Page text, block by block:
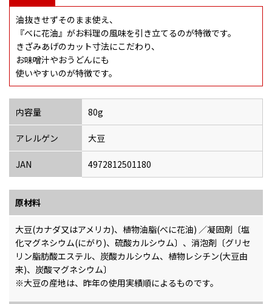
油抜きせずそのまま使え、
『べに花油』がお料理の風味を引き立てるのが特徴です。
きざみあげのカット寸法にこだわり、
お味噌汁やおうどんにも
使いやすいのが特徴です。
内容量 80g
アレルゲン 大豆
JAN 4972812501180
原材料
大豆(カナダ又はアメリカ)、植物油脂(べに花油) ／凝固剤〔塩
化マグネシウム(にがり)、硫酸カルシウム〕、消泡剤〔グリセ
リン脂肪酸エステル、炭酸カルシウム、植物レシチン(大豆由
来)、炭酸マグネシウム〕
※大豆の産地は、昨年の使用実績順によるものです。